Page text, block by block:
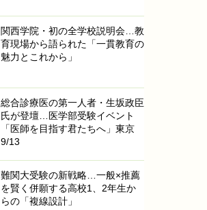
関西学院・初の全学校説明会…教
育現場から語られた「一貫教育の
魅力とこれから」
総合診療医の第一人者・生坂政臣
氏が登壇…医学部受験イベント
「医師を目指す君たちへ」東京
9/13
難関大受験の新戦略…一般×推薦
を賢く併願する高校1、2年生か
らの「複線設計」